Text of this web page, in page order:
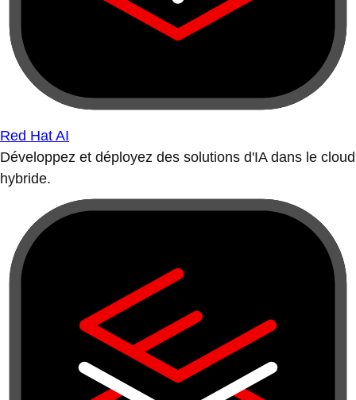
Red Hat AI
Développez et déployez des solutions d'IA dans le cloud
hybride.